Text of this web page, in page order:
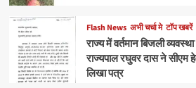
Flash News अभी चर्चा मे टॉप खबरें
राज्य में वर्तमान बिजली
राज्यपाल रघुवर दास ने सीएम
लिखा पत्र